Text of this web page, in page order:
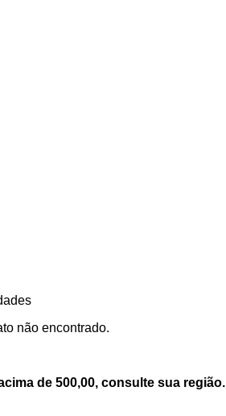
não encontrado.
de 500,00, consulte sua região.